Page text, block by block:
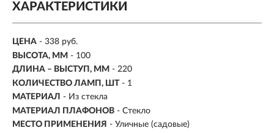
ХАРАКТЕРИСТИКИ
ЦЕНА - 338 руб.
ВЫСОТА, ММ - 100
ДЛИНА – ВЫСТУП, ММ - 220
КОЛИЧЕСТВО ЛАМП, ШТ - 1
МАТЕРИАЛ - Из стекла
МАТЕРИАЛ ПЛАФОНОВ - Стекло
МЕСТО ПРИМЕНЕНИЯ - Уличные (садовые)